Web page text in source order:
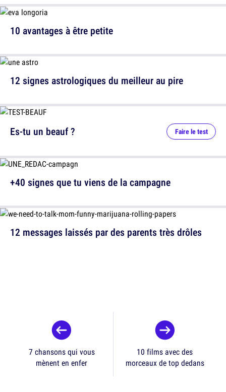
10 avantages à être petite
12 signes astrologiques du meilleur au pire
12 messages laissés par des parents très drôles
Es-tu un beauf ? Faire le test
+40 signes que tu viens de la campagne
7 chansons qui vous
mènent en enfer
10 films avec des
morceaux de top dedans